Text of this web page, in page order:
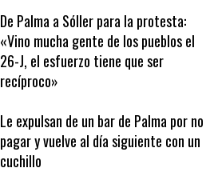
De Palma a Sóller para la protesta:
«Vino mucha gente de los pueblos el
26-J, el esfuerzo tiene que ser
recíproco»
Le expulsan de un bar de Palma por no
pagar y vuelve al día siguiente con un
cuchillo